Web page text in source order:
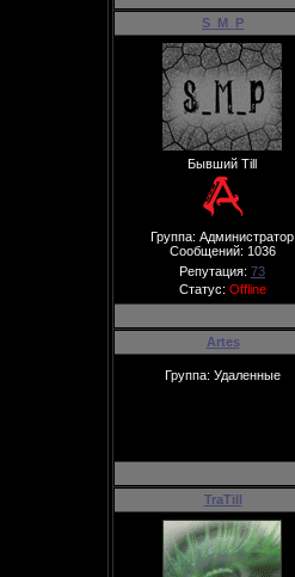
S_M_P
Бывший Till
Группа: Администратор
Сообщений: 1036
Репутация: 73
Статус: Offline
Artes
Группа: Удаленные
TraTill